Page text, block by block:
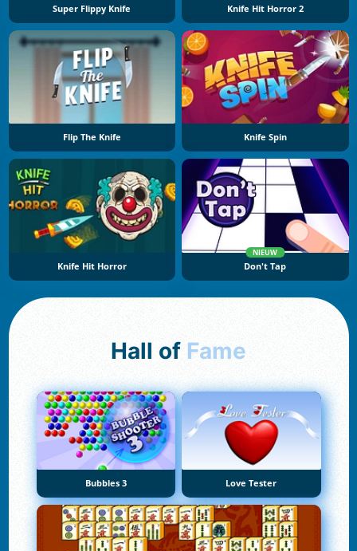
Super Flippy Knife Knife Hit Horror 2
Flip The Knife Knife Spin
Knife Hit Horror
NIEUW
Don't Tap
Hall of Fame
Bubbles 3 Love Tester